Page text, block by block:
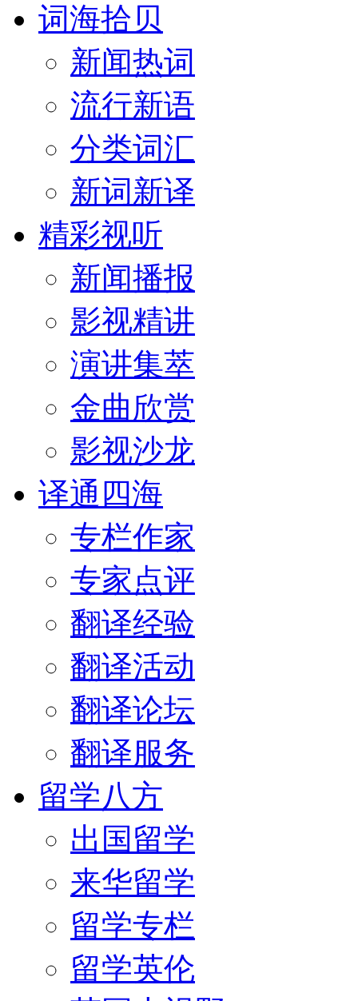
词海拾贝
新闻热词
流行新语
分类词汇
新词新译
精彩视听
新闻播报
影视精讲
演讲集萃
金曲欣赏
影视沙龙
译通四海
专栏作家
专家点评
翻译经验
翻译活动
翻译论坛
翻译服务
留学八方
出国留学
来华留学
留学专栏
留学英伦